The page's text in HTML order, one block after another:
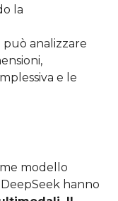
la
: può analizzare
e le
modello
hanno